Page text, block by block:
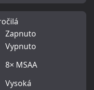
Zapnuto
Vypnuto
8× MSAA
Vysoká